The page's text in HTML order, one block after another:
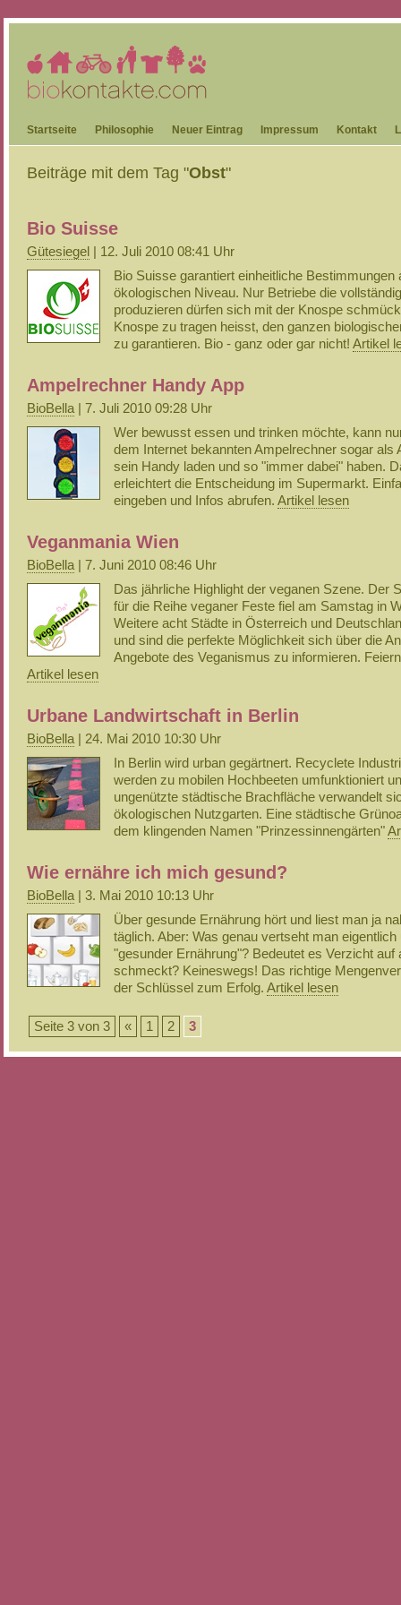
Startseite Philosophie Neuer Eintrag Impressum Kontakt
Beiträge mit dem Tag "Obst"
Bio Suisse
Gütesiegel
| 12. Juli 2010 08:41 Uhr
Bio Suisse garantiert einheitliche Bestimmungen
ökologischen Niveau. Nur Betriebe die
produzieren dürfen sich mit der Knospe
Knospe zu tragen heisst, den ganzen
zu garantieren. Bio - ganz oder gar nicht! Artikel
Ampelrechner Handy App
BioBella | 7. Juli 2010 09:28 Uhr
Wer bewusst essen und trinken möchte, kann
dem Internet bekannten Ampelrechner sogar als
sein Handy laden und so "immer dabei" haben.
erleichtert die Entscheidung im Supermarkt.
eingeben und Infos abrufen. Artikel lesen
Veganmania Wien
BioBella | 7. Juni 2010 08:46 Uhr
Das jährliche Highlight der veganen Szene. Der
für die Reihe veganer Feste fiel am Samstag in
Weitere acht Städte in Österreich und
und sind die perfekte Möglichkeit sich über die
Angebote des Veganismus zu informieren.
Artikel lesen
Urbane Landwirtschaft in Berlin
BioBella | 24. Mai 2010 10:30 Uhr
In Berlin wird urban gegärtnert. Recyclete
werden zu mobilen Hochbeeten umfunktioniert
ungenützte städtische Brachfläche verwandelt
ökologischen Nutzgarten. Eine städtische
dem klingenden Namen "Prinzessinnengärten"
Wie ernähre ich mich gesund?
BioBella | 3. Mai 2010 10:13 Uhr
Über gesunde Ernährung hört und liest man ja
täglich. Aber: Was genau vertseht man eigentlich
"gesunder Ernährung"? Bedeutet es Verzicht auf
schmeckt? Keineswegs! Das richtige
der Schlüssel zum Erfolg. Artikel lesen
Seite 3 von 3 « 1 2 3